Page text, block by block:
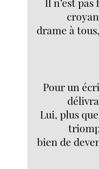
drame à
Pour un
Lui, plus
bien de